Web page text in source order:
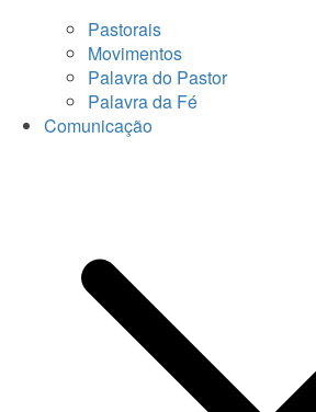
Pastorais
Movimentos
Palavra do Pastor
Palavra da Fé
Comunicação